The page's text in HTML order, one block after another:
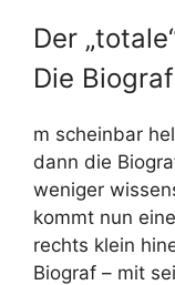
Der
Die
m scheinbar
dann die
weniger
kommt nun
rechts klein
Biograf – mit